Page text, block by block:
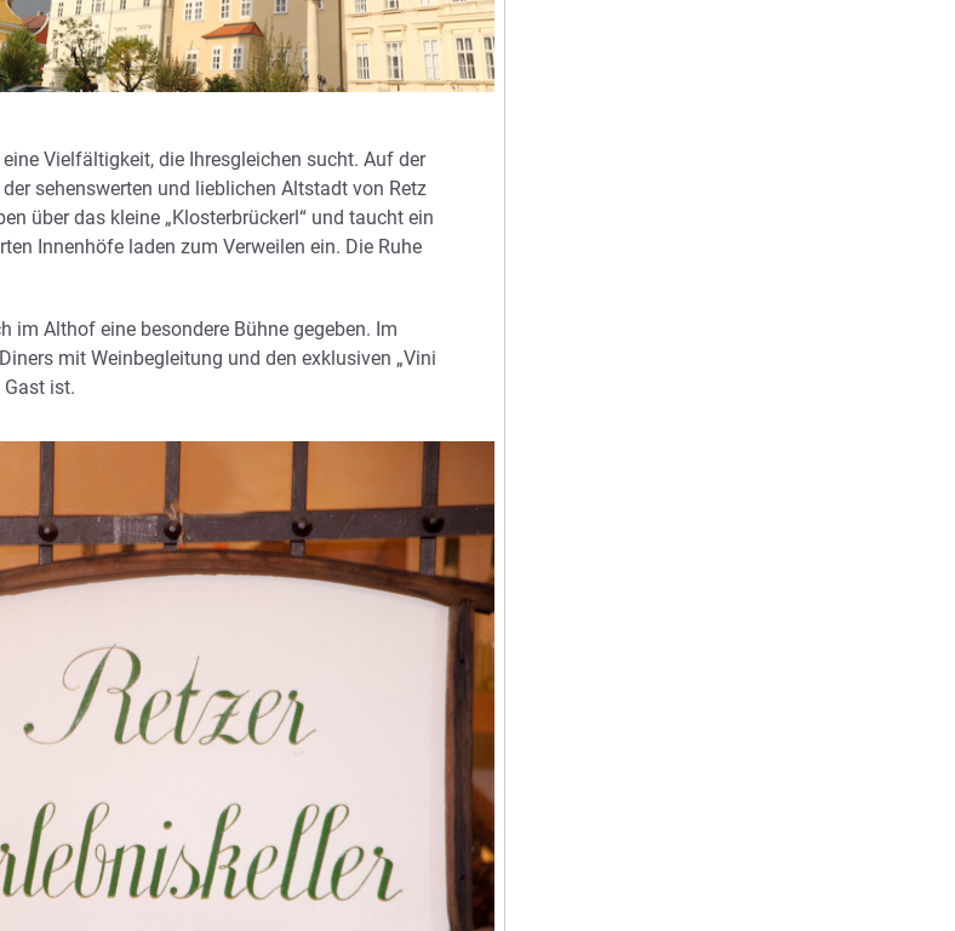
Vielfältigkeit, die Ihresgleichen sucht. Auf der
sehenswerten und lieblichen Altstadt von Retz
über das kleine „Klosterbrückerl“ und taucht ein
Innenhöfe laden zum Verweilen ein. Die Ruhe
im Althof eine besondere Bühne gegeben. Im
mit Weinbegleitung und den exklusiven „Vini
Gast ist.